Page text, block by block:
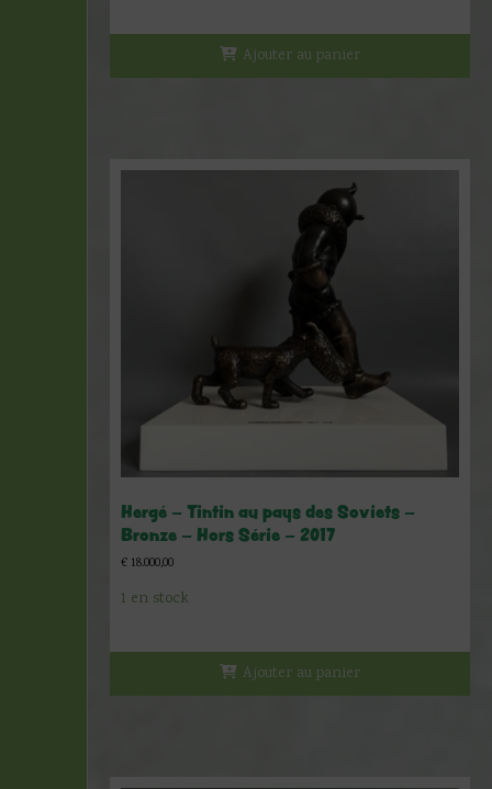
Ajouter au panier
Hergé – Tintin au pays des Soviets –
Bronze – Hors Série – 2017
€ 18.000,00
1 en stock
Ajouter au panier